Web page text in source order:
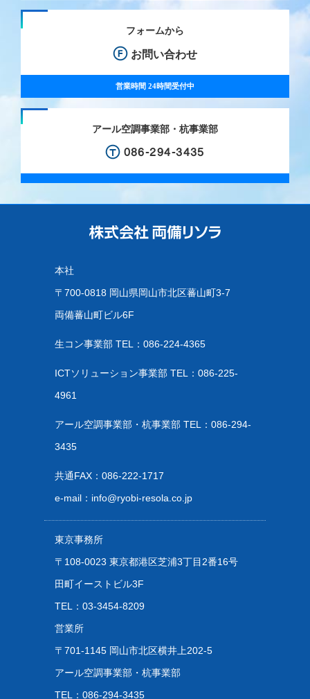
フォームから
お問い合わせ
営業時間 24時間受付中
アール空調事業部・杭事業部
086-294-3435
本社
〒700-0818 岡山県岡山市北区蕃山町3-7
両備蕃山町ビル6F
生コン事業部 TEL： 086-224-4365
ICTソリューション事業部 TEL： 086-225-
4961
アール空調事業部・杭事業部 TEL： 086-294-
3435
共通FAX：086-222-1717
e-mail： info@ryobi-resola.co.jp
東京事務所
〒108-0023 東京都港区芝浦3丁目2番16号
田町イーストビル3F
TEL： 03-3454-8209
営業所
〒701-1145 岡山市北区横井上202-5
アール空調事業部・杭事業部
TEL： 086-294-3435